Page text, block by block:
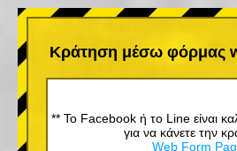
Κράτηση μέσω φόρμας
** Το Facebook ή το Line είναι
για να κάνετε την
Web Form